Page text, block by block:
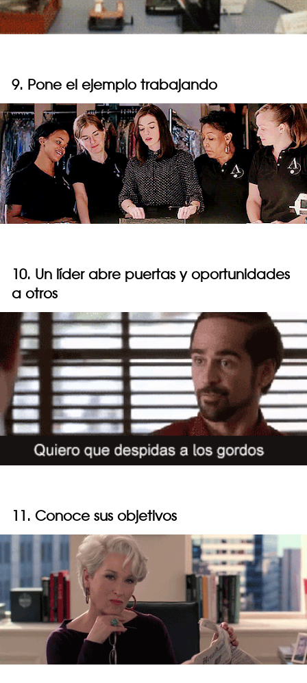
9. Pone el ejemplo trabajando
10. Un líder abre puertas y oportunidades
a otros
11. Conoce sus objetivos